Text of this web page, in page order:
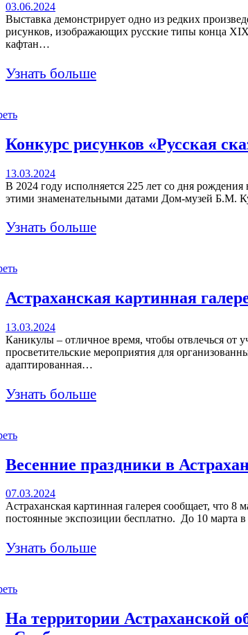
03.06.2024
Выставка демонстрирует одно из редких
рисунков, изображающих русские типы конца
кафтан…
Узнать больше
Конкурс рисунков «Русская
13.03.2024
В 2024 году исполняется 225 лет со дня
этими знаменательными датами Дом-музей Б.М.
Узнать больше
Астраханская картинная
13.03.2024
Каникулы – отличное время, чтобы отвлечься от
просветительские мероприятия для
адаптированная…
Узнать больше
Весенние праздники в
07.03.2024
Астраханская картинная галерея сообщает, что
постоянные экспозиции бесплатно. До 10 марта
Узнать больше
На территории Астраханской